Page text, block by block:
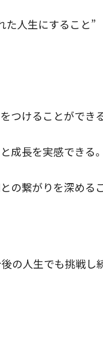
た人生にすること”
つけることができる
成長を実感できる。
の繋がりを深める
の人生でも挑戦し